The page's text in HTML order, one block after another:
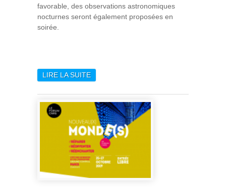
favorable, des observations astronomiques
nocturnes seront également proposées en
soirée.
LIRE LA SUITEDE TRANSIT DE MERCURE
11 NOVEMBRE 2019